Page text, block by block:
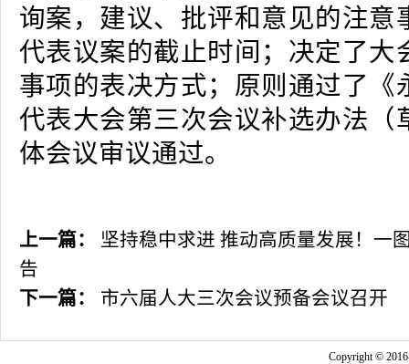
询案，建议、批评和意见的注意
代表议案的截止时间；决定了大
事项的表决方式；原则通过了《
代表大会第三次会议补选办法（
体会议审议通过。
上一篇：
坚持稳中求进 推动高质量发展！一
告
下一篇：
市六届人大三次会议预备会议召开
Copyright ©